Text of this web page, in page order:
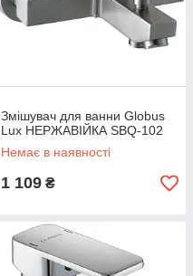
Змішувач для ванни Globus
Lux НЕРЖАВІЙКА SBQ-102
Немає в наявності
1 109 ₴